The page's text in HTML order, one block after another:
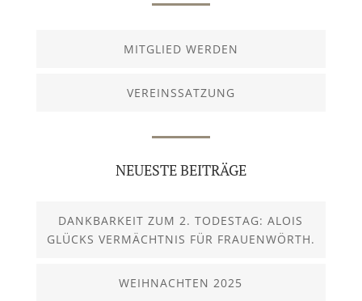
MITGLIED WERDEN
VEREINSSATZUNG
NEUESTE BEITRÄGE
DANKBARKEIT ZUM 2. TODESTAG: ALOIS
GLÜCKS VERMÄCHTNIS FÜR FRAUENWÖRTH.
WEIHNACHTEN 2025